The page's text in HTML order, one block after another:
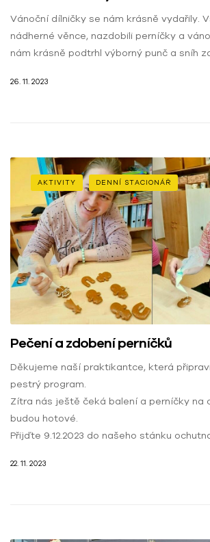
Vánoční dílničky se nám krásně vydařily.
nádherné věnce, nazdobili perníčky a
nám krásně podtrhl výborný punč a sníh
26. 11. 2023
AKTIVITY DENNÍ STACIONÁŘ
Pečení a zdobení perníčků
Děkujeme naší praktikantce, která
pestrý program.
Zítra nás ještě čeká balení a perníčky na
budou hotové.
Přijďte 9.12.2023 do našeho stánku
22. 11. 2023